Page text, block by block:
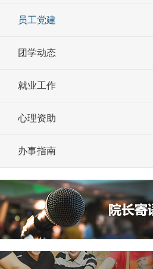
员工党建
团学动态
就业工作
心理资助
办事指南